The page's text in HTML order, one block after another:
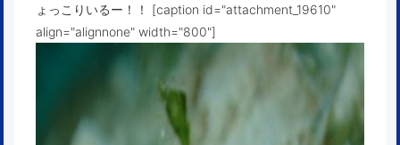
ょっこりいるー！！ [caption id="attachment_19610"
align="alignnone" width="800"]